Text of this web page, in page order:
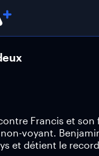
Francis et son
voyant.
et détient le